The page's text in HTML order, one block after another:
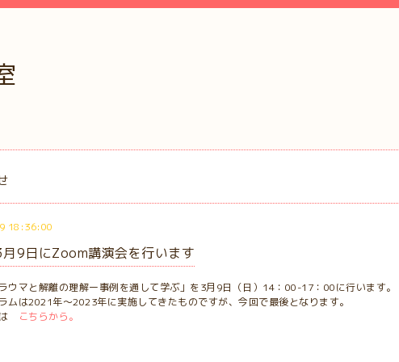
18:36:00
9日にZoom講演会を行います
ウマと解離の理解ー事例を通して学ぶ」を3月9日（日）14：00-17：00に行います。
ムは2021年～2023年に実施してきたものですが、今回で最後となります。
こちらから。